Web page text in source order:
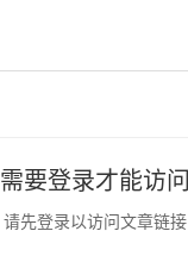
需要登录才能访问
请先登录以访问文章链接